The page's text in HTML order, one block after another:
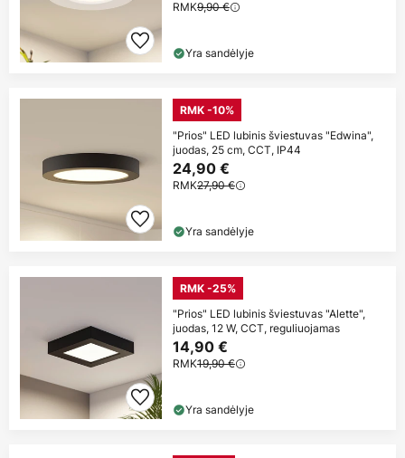
RMK9,90 €
Yra sandėlyje
RMK -10%
"Prios" LED lubinis šviestuvas "Edwina",
juodas, 25 cm, CCT, IP44
24,90 €
RMK27,90 €
Yra sandėlyje
RMK -25%
"Prios" LED lubinis šviestuvas "Alette",
juodas, 12 W, CCT, reguliuojamas
14,90 €
RMK19,90 €
Yra sandėlyje